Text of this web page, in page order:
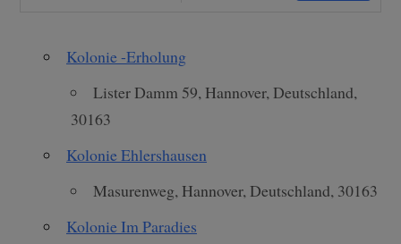
Kolonie -Erholung
Lister Damm 59, Hannover, Deutschland,
30163
Kolonie Ehlershausen
Masurenweg, Hannover, Deutschland, 30163
Kolonie Im Paradies